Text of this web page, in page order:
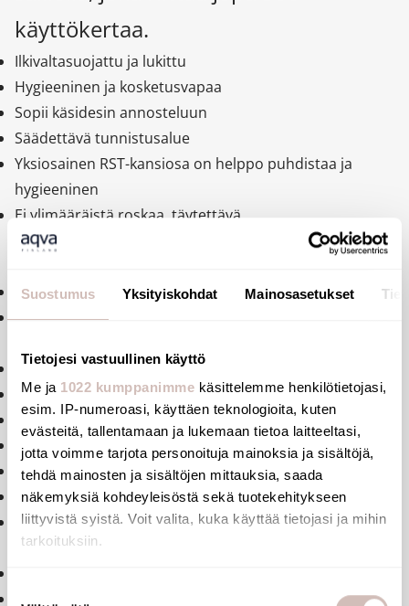
Suostumus Yksityiskohdat Mainosasetukset
Tietojesi vastuullinen käyttö
Me ja 1022 kumppanimme käsittelemme henkilötietojasi,
esim. IP-numeroasi, käyttäen teknologioita, kuten
evästeitä, tallentamaan ja lukemaan tietoa laitteeltasi,
jotta voimme tarjota personoituja mainoksia ja sisältöjä,
tehdä mainosten ja sisältöjen mittauksia, saada
näkemyksiä kohdeyleisöstä sekä tuotekehitykseen
liittyvistä syistä. Voit valita, kuka käyttää tietojasi ja mihin
tarkoituksiin.
käyttökertaa.
Ilkivaltasuojattu ja lukittu
Hygieeninen ja kosketusvapaa
Sopii käsidesin annosteluun
Säädettävä tunnistusalue
Yksiosainen RST-kansiosa on helppo puhdistaa ja
hygieeninen
Ei ylimääräistä roskaa, täytettävä
saippuakoteloannostelija sisällä. Iso suuaukko, josta
Varaosia aina saatavilla
Annoskoko säädettävissä 0,8 ml kerta tai annoskoko
Patteri: 6 AA -1.5V (DC9V). Helposti vaihdettavissa.
Alhaisen patterin tason ilmaisin
Ikkuna, josta helppo tarkistaa saippuan täyttötaso
Kiillotettu RST
Materiaalin paksuus: 1 mm
Mitat: 90 x 105 x 196 mm
Saippuan maksimiviskositeetti nestemäiselle 3,000
mPa.s.